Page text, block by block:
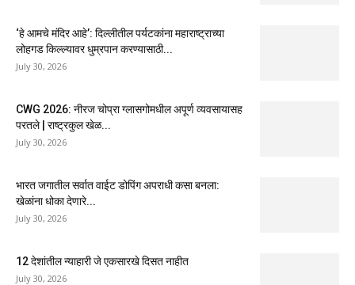
‘हे आमचे मंदिर आहे’: दिल्लीतील पर्यटकांना महाराष्ट्राच्या
लोहगड किल्ल्यावर धुम्रपान करण्यासाठी...
July 30, 2026
CWG 2026: नीरज चोप्रा ग्लासगोमधील अपूर्ण व्यवसायासह
परतले | राष्ट्रकुल खेळ...
July 30, 2026
भारत जगातील सर्वात वाईट डोपिंग अपराधी कसा बनला:
खेळांना धोका देणारे...
July 30, 2026
12 देशांतील न्याहारी जे एकसारखे दिसत नाहीत
July 30, 2026